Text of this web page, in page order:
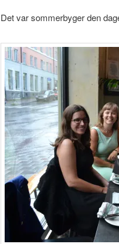
Det var sommerbyger den